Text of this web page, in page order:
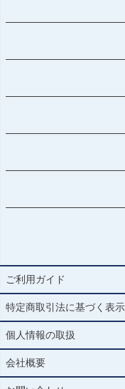
ご利用ガイド
特定商取引法に基づく表示
個人情報の取扱
会社概要